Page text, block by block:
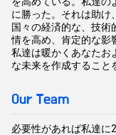
に勝った。それは助け
国々の経済的な、技術
情を高め、肯定的な影
私達は暖かくあなたお
な未来を作成すること
Our Team
必要性があれば私達に